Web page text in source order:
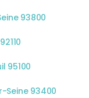
93800
95100
Seine 93400